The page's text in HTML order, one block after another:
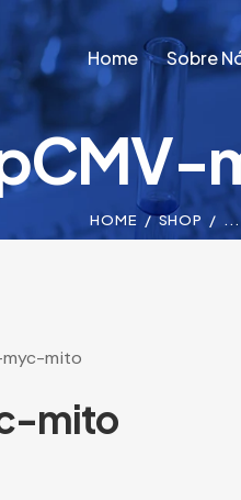
Home Sobre
Home Sobre
HOME SHOP ...
mito
mito